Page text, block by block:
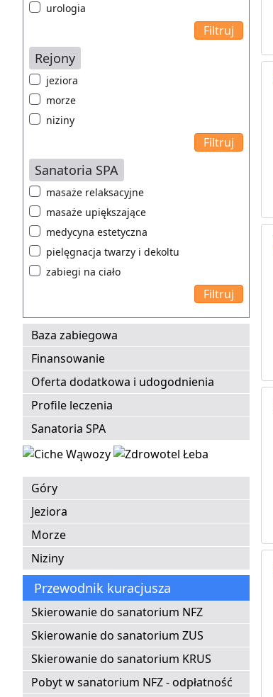
urologia
Rejony
jeziora
morze
niziny
Sanatoria SPA
masaże relaksacyjne
masaże upiększające
medycyna estetyczna
pielęgnacja twarzy i dekoltu
zabiegi na ciało
Baza zabiegowa
Finansowanie
Oferta dodatkowa i udogodnienia
Profile leczenia
Sanatoria SPA
Góry
Jeziora
Morze
Niziny
Przewodnik kuracjusza
Skierowanie do sanatorium NFZ
Skierowanie do sanatorium ZUS
Skierowanie do sanatorium KRUS
Pobyt w sanatorium NFZ - odpłatność